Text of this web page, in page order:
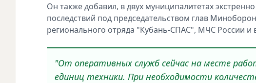
Он также добавил, в двух муниципалитетах
последствий под председательством глав
регионального отряда "Кубань-СПАС", МЧС России и
"От оперативных служб сейчас на месте
единиц техники. При необходимости